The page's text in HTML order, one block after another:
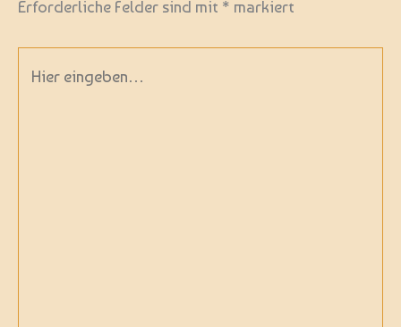
Erforderliche Felder sind mit * markiert